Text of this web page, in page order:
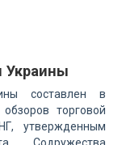
Украины
составлен в
торговой
утвержденным